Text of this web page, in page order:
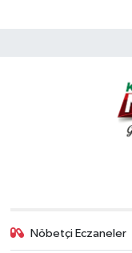
Nöbetçi Eczaneler